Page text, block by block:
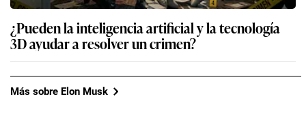
¿Pueden la inteligencia artificial y la tecnología
3D ayudar a resolver un crimen?
Más sobre Elon Musk